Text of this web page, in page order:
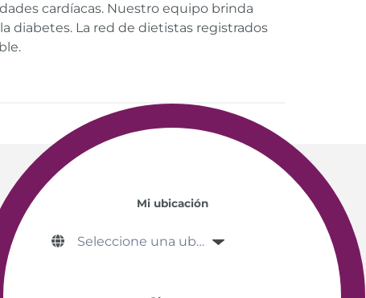
cardíacas. Nuestro equipo brinda
diabetes. La red de dietistas registrados
Mi ubicación